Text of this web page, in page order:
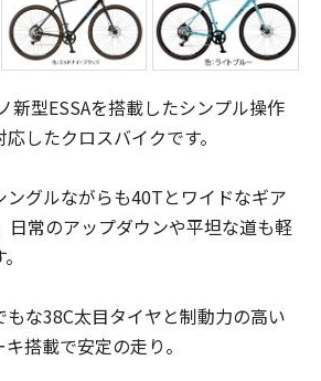
新型ESSAを搭載したシンプル操作
したクロスバイクです。
グルながらも40Tとワイドなギア
日常のアップダウンや平坦な道も軽
な38C太目タイヤと制動力の高い
搭載で安定の走り。